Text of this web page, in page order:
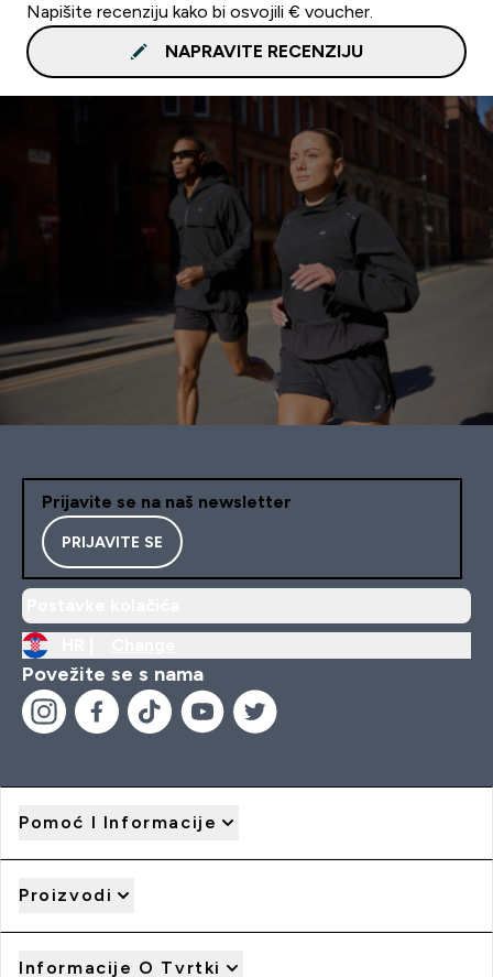
Napišite recenziju kako bi osvojili € voucher.
NAPRAVITE RECENZIJU
Prijavite se na naš newsletter
PRIJAVITE SE
Povežite se s nama
Pomoć I Informacije
Proizvodi
Informacije O Tvrtki